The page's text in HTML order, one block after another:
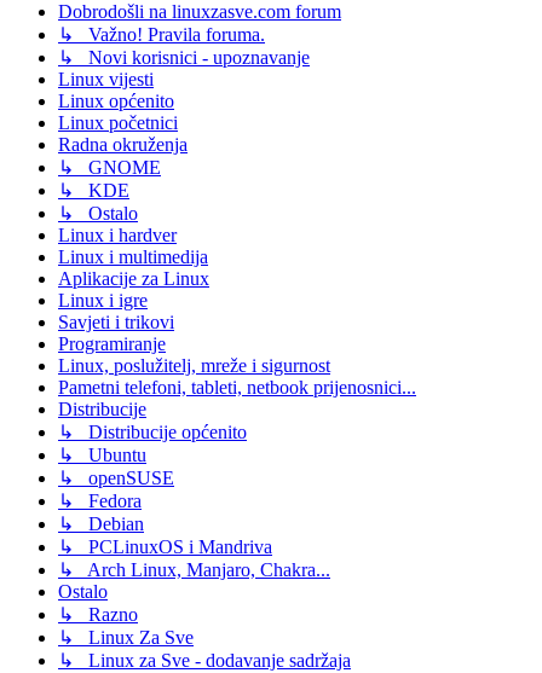
Dobrodošli na linuxzasve.com forum
↳ Važno! Pravila foruma.
↳ Novi korisnici - upoznavanje
Linux vijesti
Linux općenito
Linux početnici
Radna okruženja
↳ GNOME
↳ KDE
↳ Ostalo
Linux i hardver
Linux i multimedija
Aplikacije za Linux
Linux i igre
Savjeti i trikovi
Programiranje
Linux, poslužitelj, mreže i sigurnost
Pametni telefoni, tableti, netbook prijenosnici...
Distribucije
↳ Distribucije općenito
↳ Ubuntu
↳ openSUSE
↳ Fedora
↳ Debian
↳ PCLinuxOS i Mandriva
↳ Arch Linux, Manjaro, Chakra...
Ostalo
↳ Razno
↳ Linux Za Sve
↳ Linux za Sve - dodavanje sadržaja